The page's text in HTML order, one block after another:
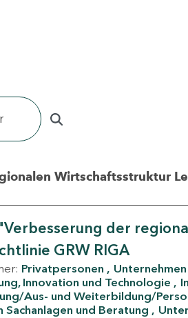
Wirtschaftsstruktur
der
GRW RIGA
Privatpersonen Unternehmen
Innovation und Technologie
Aus- und Weiterbildung/
Sachanlagen und Beratung